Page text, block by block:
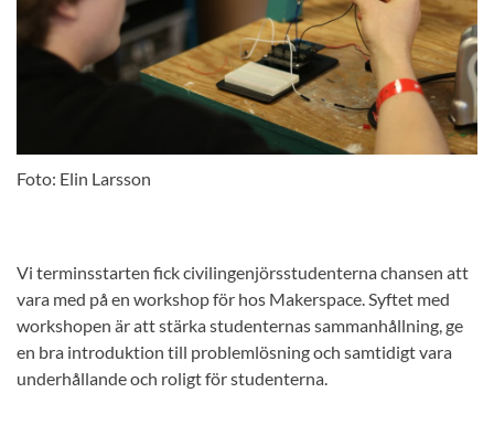
Foto: Elin Larsson
Vi terminsstarten fick civilingenjörsstudenterna chansen att
vara med på en workshop för hos Makerspace. Syftet med
workshopen är att stärka studenternas sammanhållning, ge
en bra introduktion till problemlösning och samtidigt vara
underhållande och roligt för studenterna.